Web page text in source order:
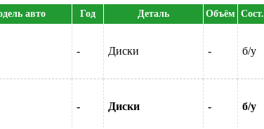
авто Год Деталь Объём Сост.
- Диски - б/у
- Диски - б/у